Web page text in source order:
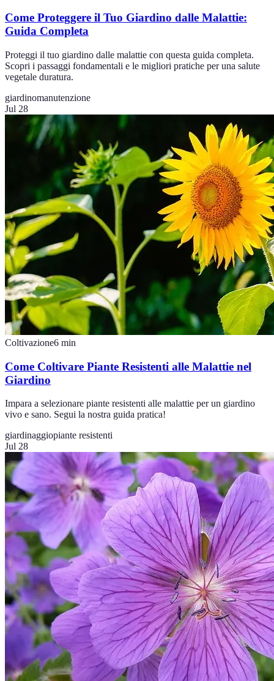
Come Proteggere il Tuo Giardino dalle Malattie:
Guida Completa
Proteggi il tuo giardino dalle malattie con questa guida completa.
Scopri i passaggi fondamentali e le migliori pratiche per una salute
vegetale duratura.
giardinomanutenzione
Jul 28
Coltivazione6 min
Come Coltivare Piante Resistenti alle Malattie nel
Giardino
Impara a selezionare piante resistenti alle malattie per un giardino
vivo e sano. Segui la nostra guida pratica!
giardinaggiopiante resistenti
Jul 28